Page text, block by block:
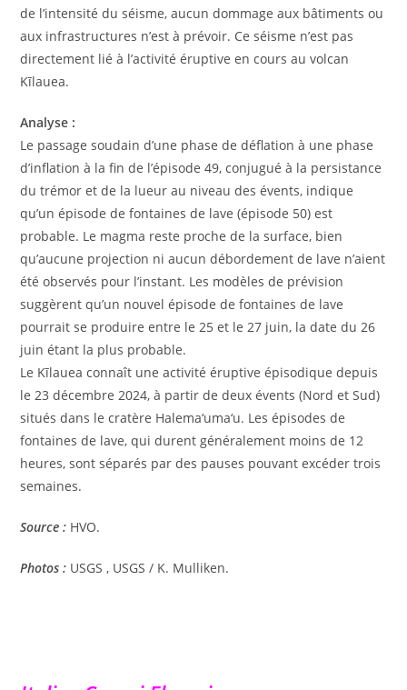
de l’intensité du séisme, aucun dommage aux bâtiments ou
aux infrastructures n’est à prévoir. Ce séisme n’est pas
directement lié à l’activité éruptive en cours au volcan
Kīlauea.
Analyse :
Le passage soudain d’une phase de déflation à une phase
d’inflation à la fin de l’épisode 49, conjugué à la persistance
du trémor et de la lueur au niveau des évents, indique
qu’un épisode de fontaines de lave (épisode 50) est
probable. Le magma reste proche de la surface, bien
qu’aucune projection ni aucun débordement de lave n’aient
été observés pour l’instant. Les modèles de prévision
suggèrent qu’un nouvel épisode de fontaines de lave
pourrait se produire entre le 25 et le 27 juin, la date du 26
juin étant la plus probable.
Le Kīlauea connaît une activité éruptive épisodique depuis
le 23 décembre 2024, à partir de deux évents (Nord et Sud)
situés dans le cratère Halema‘uma‘u. Les épisodes de
fontaines de lave, qui durent généralement moins de 12
heures, sont séparés par des pauses pouvant excéder trois
semaines.
Source : HVO.
Photos : USGS , USGS / K. Mulliken.